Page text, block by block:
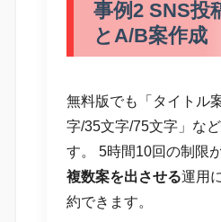
事例2 SNS投
とA/B案作成
無料版でも「タイトル
字/35文字/75文字」な
す。 5時間10回の制限
複数案を出させる運用
約できます。